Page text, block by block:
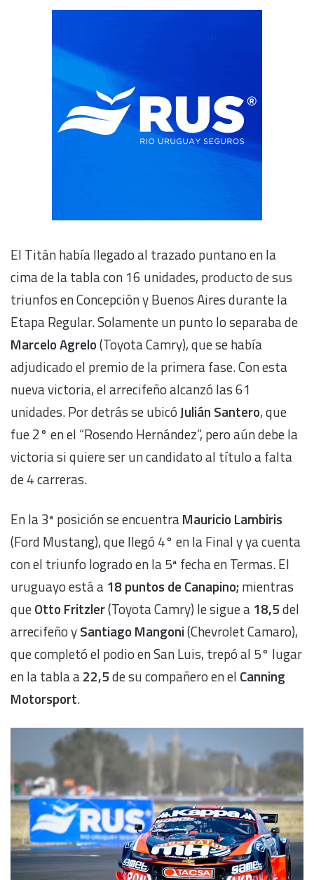
El Titán había llegado al trazado puntano en la
cima de la tabla con 16 unidades, producto de sus
triunfos en Concepción y Buenos Aires durante la
Etapa Regular. Solamente un punto lo separaba de
Marcelo Agrelo(Toyota Camry), que se había
adjudicado el premio de la primera fase. Con esta
nueva victoria, el arrecifeño alcanzó las 61
unidades. Por detrás se ubicóJulián Santero, que
fue 2° en el “Rosendo Hernández”, pero aún debe la
victoria si quiere ser un candidato al título a falta
de 4 carreras.
En la 3ª posición se encuentraMauricio Lambiris
(Ford Mustang), que llegó 4° en la Final y ya cuenta
con el triunfo logrado en la 5ª fecha en Termas. El
uruguayo está a 18 puntos de Canapino;mientras
queOtto Fritzler(Toyota Camry) le sigue a 18,5del
arrecifeño ySantiago Mangoni(Chevrolet Camaro),
que completó el podio en San Luis, trepó al 5° lugar
en la tabla a22,5de su compañero en el Canning
Motorsport.